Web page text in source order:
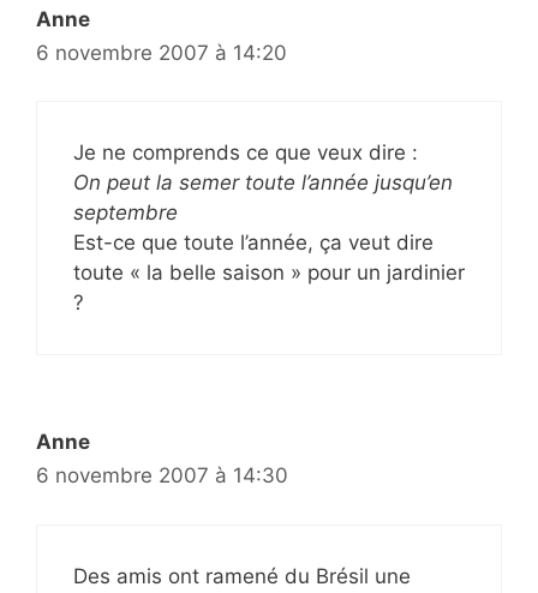
Anne
6 novembre 2007 à 14:20
Je ne comprends ce que veux dire :
On peut la semer toute l’année jusqu’en
septembre
Est-ce que toute l’année, ça veut dire
toute « la belle saison » pour un jardinier
?
Anne
6 novembre 2007 à 14:30
Des amis ont ramené du Brésil une